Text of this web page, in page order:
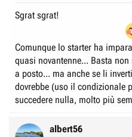
Sgrat sgrat!
Comunque lo starter ha
quasi novantenne... Basta
a posto... ma anche se li
dovrebbe (uso il condizionale
succedere nulla, molto più
albert56